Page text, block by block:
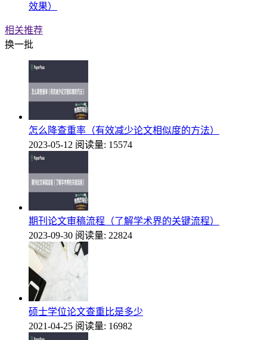
效果）
相关推荐
换一批
怎么降查重率（有效减少论文相似度的方法）
2023-05-12 阅读量: 15574
期刊论文审稿流程（了解学术界的关键流程）
2023-09-30 阅读量: 22824
硕士学位论文查重比是多少
2021-04-25 阅读量: 16982